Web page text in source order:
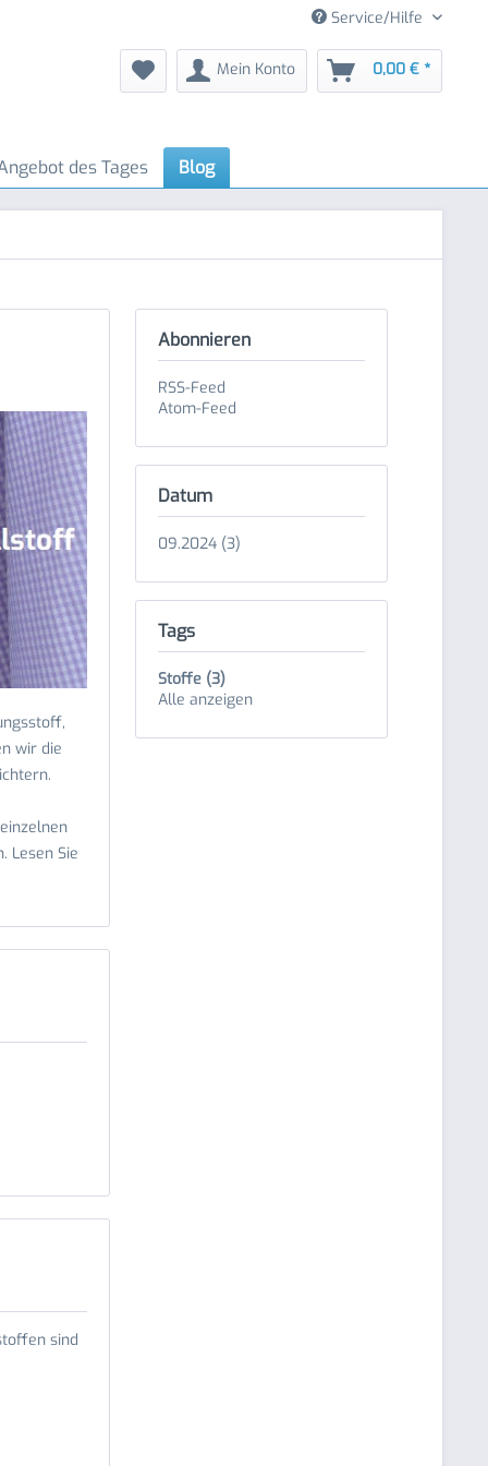
Service/Hilfe
Mein Konto 0,00 € *
des Tages Blog
Abonnieren
RSS-Feed
Atom-Feed
Datum
09.2024 (3)
Tags
Stoffe (3)
Alle anzeigen
wir die
Lesen Sie
sind